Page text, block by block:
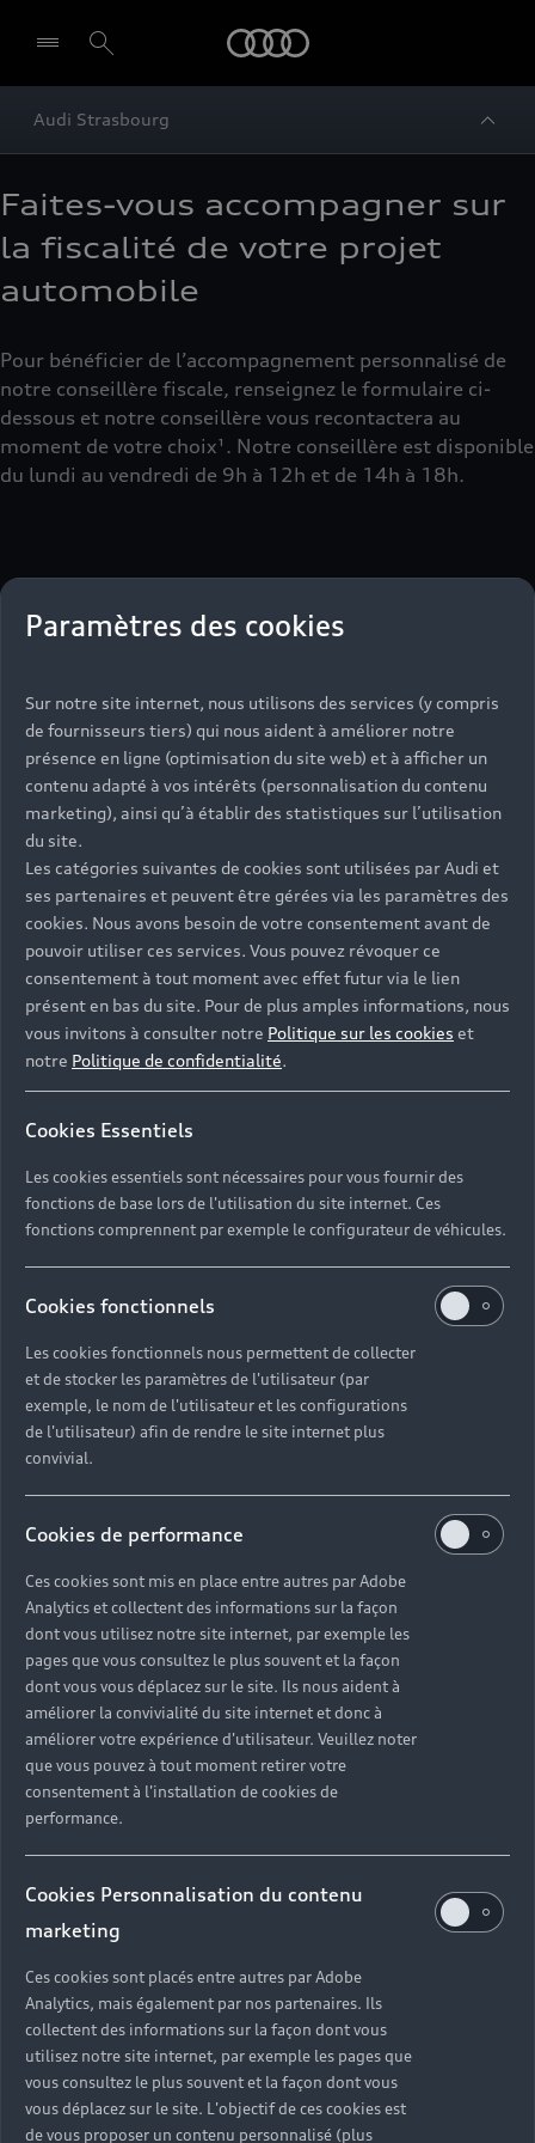
Paramètres des cookies
Sur notre site internet, nous utilisons des services (y compris
de fournisseurs tiers) qui nous aident à améliorer notre
présence en ligne (optimisation du site web) et à afficher un
contenu adapté à vos intérêts (personnalisation du contenu
marketing), ainsi qu’à établir des statistiques sur l’utilisation
du site.
Les catégories suivantes de cookies sont utilisées par Audi et
ses partenaires et peuvent être gérées via les paramètres des
cookies. Nous avons besoin de votre consentement avant de
pouvoir utiliser ces services. Vous pouvez révoquer ce
consentement à tout moment avec effet futur via le lien
présent en bas du site. Pour de plus amples informations, nous
vous invitons à consulter notre Politique sur les cookies et
notre Politique de confidentialité.
Cookies Essentiels
Les cookies essentiels sont nécessaires pour vous fournir des
fonctions de base lors de l'utilisation du site internet. Ces
fonctions comprennent par exemple le configurateur de véhicules.
Cookies fonctionnels
Les cookies fonctionnels nous permettent de collecter
et de stocker les paramètres de l'utilisateur (par
exemple, le nom de l'utilisateur et les configurations
de l'utilisateur) afin de rendre le site internet plus
convivial.
Cookies de performance
Ces cookies sont mis en place entre autres par Adobe
Analytics et collectent des informations sur la façon
dont vous utilisez notre site internet, par exemple les
pages que vous consultez le plus souvent et la façon
dont vous vous déplacez sur le site. Ils nous aident à
améliorer la convivialité du site internet et donc à
améliorer votre expérience d'utilisateur. Veuillez noter
que vous pouvez à tout moment retirer votre
consentement à l'installation de cookies de
performance.
Cookies Personnalisation du contenu
marketing
Ces cookies sont placés entre autres par Adobe
Analytics, mais également par nos partenaires. Ils
collectent des informations sur la façon dont vous
utilisez notre site internet, par exemple les pages que
vous consultez le plus souvent et la façon dont vous
vous déplacez sur le site. L'objectif de ces cookies est
de vous proposer un contenu personnalisé (plus
Audi Strasbourg
Faites-vous accompagner sur
la fiscalité de votre projet
automobile
Pour bénéficier de l’accompagnement personnalisé de
notre conseillère fiscale, renseignez le formulaire ci-
dessous et notre conseillère vous recontactera au
moment de votre choix¹. Notre conseillère est disponible
du lundi au vendredi de 9h à 12h et de 14h à 18h.
¹Audi France, division de Volkswagen Group France
responsable du traitement, traite les données à caractère
personnel recueillies dans ce formulaire pour répondre à
votre demande d'information ou à votre réclamation et
nous permettre de vous recontacter conformément à
votre demande.
Accès rapides
Quelle Audi me correspond ?
Tous les modèles
Recherche de véhicules neufs
Véhicules d'occasion disponibles
Offres pour les professionnels
Demander un essai
Informations et Service Clients
Accessibilité - Clients Sourds et Malentendants
Trouver mon Partenaire Audi
Modèles
Électrique
Citadine
Compacte
Berline
Avant
SUV électrique
SUV hybride
SUV compact
Achat et location
Offres du moment
Financer mon Audi
Garanties Audi
Audi rent : location courte durée
Espace Client Audi Financial Services
Heycar
Pour les professionnels
Voiture électrique
Voiture hybride
Voiture commerciale
Voiture de direction
Achat véhicule de société
Avantages voiture société
Votre Audi
Entretenir et réparer mon Audi
Offres Après-Vente
Accessoires et équipements
Espace personnel myAudi
Audi connect
Functions on Demand
Action de Service EA 189
Audi Assistance
Campagne de rappel Airbag Takata
Mise à jour logiciel
Histoire du progrès
Notre vision
Audi Sport
Nos technologies
myAudi experience
Carrières
Espace Presse
© 2026 Audi France. Tous droits réservés.
Mentions légales
Fiche produit environnementale
Devis & RDV entretien en ligne
Opérateurs indépendants
Réseau Audi
Recevez toute l'actualité Audi
Mentions légales AUDI AG
Déclaration d'accessibilité
Signaler un contenu illégal